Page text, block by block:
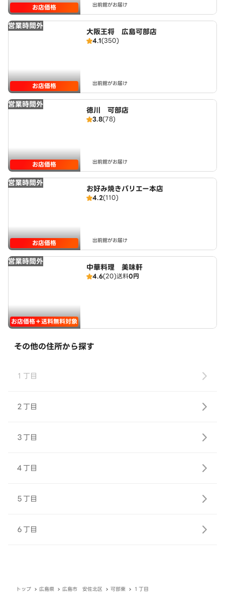
お店価格 出前館がお届け
営業時間外
お店価格
大阪王将 広島可部店
4.1(350)
出前館がお届け
営業時間外
お店価格
徳川 可部店
3.8(78)
出前館がお届け
営業時間外
お店価格
お好み焼きバリエー本店
4.2(110)
出前館がお届け
営業時間外
お店価格＋送料無料対象
中華料理 美味軒
4.6(20)送料0円
その他の住所から探す
１丁目
２丁目
３丁目
４丁目
５丁目
６丁目
トップ 広島県 広島市 安佐北区 可部東 １丁目